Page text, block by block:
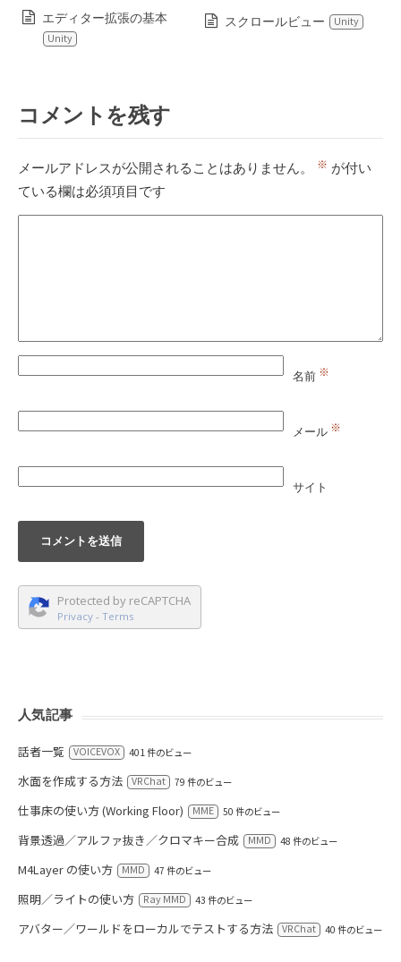
エディター拡張の基本
Unity
スクロールビュー Unity
コメントを残す
メールアドレスが公開されることはありません。 ※ が付い
ている欄は必須項目です
名前 ※
メール ※
サイト
Protected by reCAPTCHA
Privacy - Terms
人気記事
話者一覧 VOICEVOX 401 件のビュー
水面を作成する方法 VRChat 79 件のビュー
仕事床の使い方 (Working Floor) MME 50 件のビュー
背景透過／アルファ抜き／クロマキー合成 MMD 48 件のビュー
M4Layer の使い方 MMD 47 件のビュー
照明／ライトの使い方 Ray MMD 43 件のビュー
アバター／ワールドをローカルでテストする方法 VRChat 40 件のビュー